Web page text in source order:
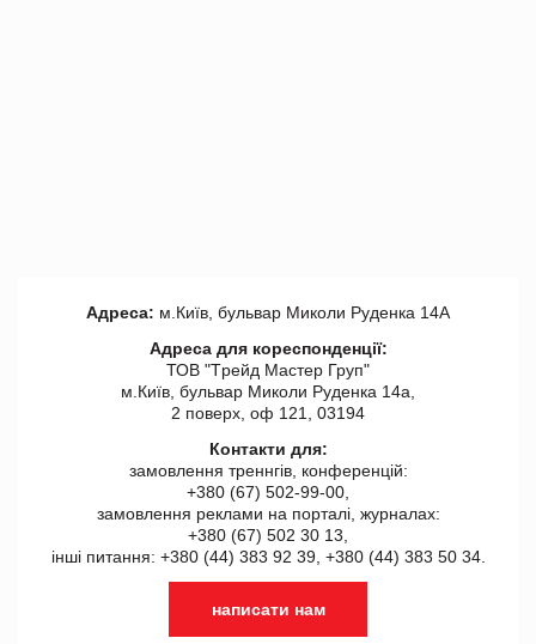
Адреса: м.Київ, бульвар Миколи Руденка 14А
Адреса для кореспонденції:
ТОВ "Tрейд Мастер Груп"
м.Київ, бульвар Миколи Руденка 14а,
2 поверх, оф 121, 03194
Контакти для:
замовлення треннгів, конференцій:
+380 (67) 502-99-00,
замовлення реклами на порталі, журналах:
+380 (67) 502 30 13,
інші питання: +380 (44) 383 92 39, +380 (44) 383 50 34.
написати нам